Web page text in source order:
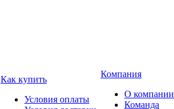
Как купить
Условия оплаты
Компания
О компании
Команда